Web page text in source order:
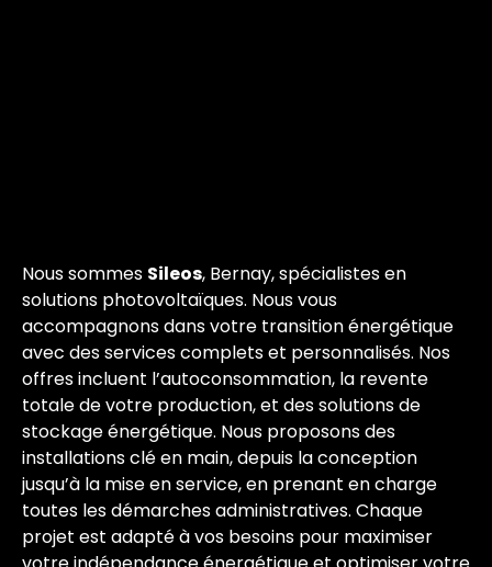
Nous sommes Sileos, Bernay, spécialistes en
solutions photovoltaïques. Nous vous
accompagnons dans votre transition énergétique
avec des services complets et personnalisés. Nos
offres incluent l’autoconsommation, la revente
totale de votre production, et des solutions de
stockage énergétique. Nous proposons des
installations clé en main, depuis la conception
jusqu’à la mise en service, en prenant en charge
toutes les démarches administratives. Chaque
projet est adapté à vos besoins pour maximiser